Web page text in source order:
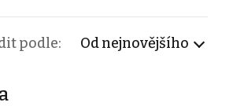
podle: Od nejnovějšího